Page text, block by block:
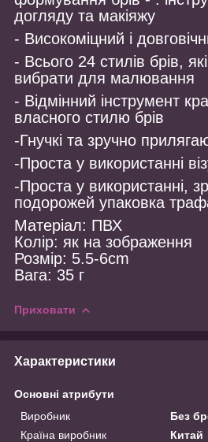
догляду та макіяжу
- Високоміцний і
- Всього 24 стилів брів,
вибрати для малювання
- Відмінний інструмент
власного стилю брів
-Гнучкі та зручно
-Проста у використанні
-Проста у використанні,
подорожей упаковка
Матеріал: ПВХ
Колір: як на зображення
Розмір: 5.5-6cm
Вага: 35 г
Приховати
Характеристики
Основні атрибути
Виробник
Без
Країна виробник
Китай